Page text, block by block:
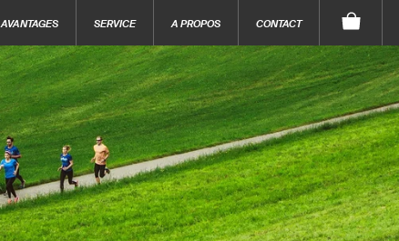
AVANTAGES SERVICE A PROPOS CONTACT